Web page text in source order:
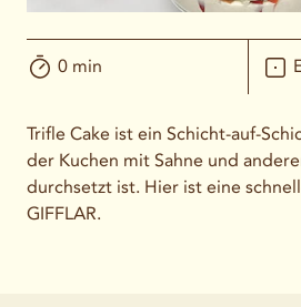
0 min
Trifle Cake ist ein Schicht-auf-
der Kuchen mit Sahne und
durchsetzt ist. Hier ist eine
GIFFLAR.